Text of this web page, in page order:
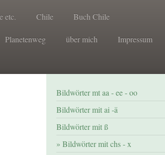
etc. Chile Buch Chile
Planetenweg über mich Impressum
Bildwörter mt aa - ee - oo
Bildwörter mit ai -ä
Bildwörter mit ß
Bildwörter mit chs - x